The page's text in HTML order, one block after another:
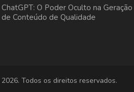
ChatGPT: O Poder Oculto na Geração
de Conteúdo de Qualidade
Todos os direitos reservados.